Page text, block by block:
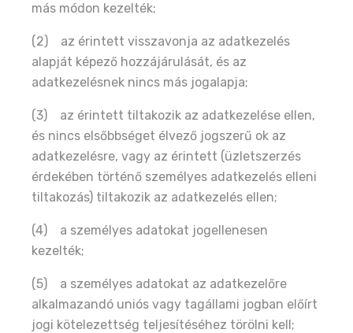
más módon kezelték;
(2) az érintett visszavonja az adatkezelés
alapját képező hozzájárulását, és az
adatkezelésnek nincs más jogalapja;
(3) az érintett tiltakozik az adatkezelése ellen,
és nincs elsőbbséget élvező jogszerű ok az
adatkezelésre, vagy az érintett (üzletszerzés
érdekében történő személyes adatkezelés elleni
tiltakozás) tiltakozik az adatkezelés ellen;
(4) a személyes adatokat jogellenesen
kezelték;
(5) a személyes adatokat az adatkezelőre
alkalmazandó uniós vagy tagállami jogban előírt
jogi kötelezettség teljesítéséhez törölni kell;